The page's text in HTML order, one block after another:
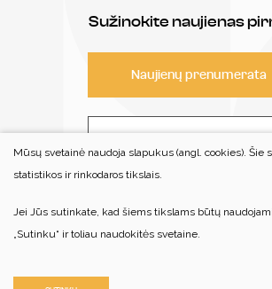
Sužinokite naujienas
Naujienų prenumerata
© 2022 Visos teisės
Centro patalpos nėra pritaikytos
Mūsų svetainė naudoja slapukus (angl. cookies). Šie
statistikos ir rinkodaros tikslais.
Jei Jūs sutinkate, kad šiems tikslams būtų
„Sutinku“ ir toliau naudokitės svetaine.